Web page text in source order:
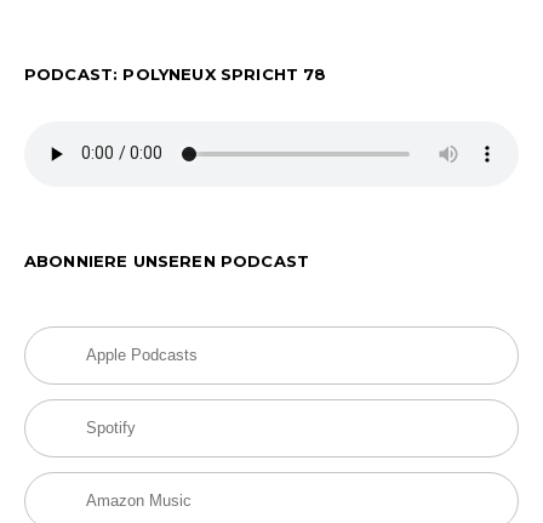
PODCAST: POLYNEUX SPRICHT 78
ABONNIERE UNSEREN PODCAST
Apple Podcasts
Spotify
Amazon Music